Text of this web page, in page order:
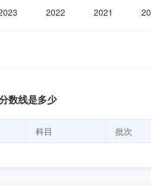
2022 2021
数线是多少
科目 批次